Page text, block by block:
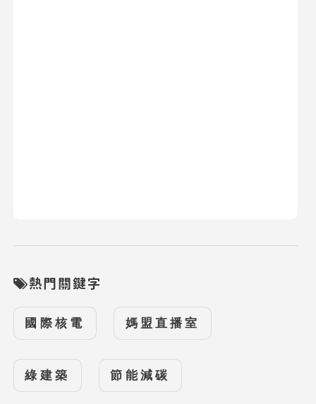
熱門關鍵字
國際核電 媽盟直播室
綠建築 節能減碳